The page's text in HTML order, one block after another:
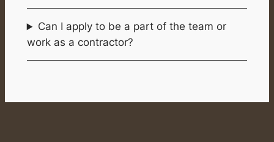
Can I apply to be a part of the team or
work as a contractor?